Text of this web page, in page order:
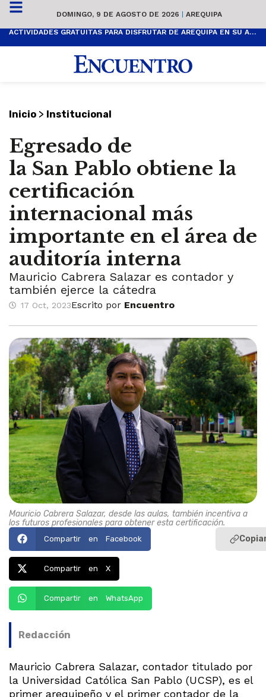
DOMINGO, 9 DE AGOSTO DE 2026 | AREQUIPA
ACTIVIDADES GRATUITAS PARA DISFRUTAR DE AREQUIPA EN SU ANIVERSARIO
Inicio > Institucional
Egresado de
la San Pablo obtiene la
certificación
internacional más
importante en el área de
auditoría interna
Mauricio Cabrera Salazar es contador y
también ejerce la cátedra
17 Oct, 2023Escrito por Encuentro
Mauricio Cabrera Salazar, desde las aulas, también incentiva a
los futuros profesionales para obtener esta certificación.
Compartir en Facebook
Compartir en X
Compartir en WhatsApp
Redacción
Mauricio Cabrera Salazar, contador titulado por
la Universidad Católica San Pablo (UCSP), es el
primer arequipeño y el primer contador de la